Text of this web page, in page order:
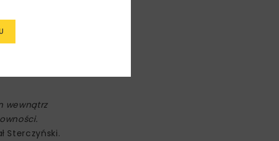
ale także
2024 roku
wewnątrz
Sterczyński.